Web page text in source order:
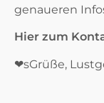
genaueren
Hier zum
❤sGrüße,